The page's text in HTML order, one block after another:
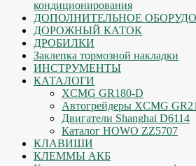
кондиционирования
ДОПОЛНИТЕЛЬНОЕ
ДОРОЖНЫЙ КАТОК
ДРОБИЛКИ
Заклепка тормозной накладки
ИНСТРУМЕНТЫ
КАТАЛОГИ
XCMG GR180-D
Автогрейдеры XCMG
Двигатели Shanghai D6114
Каталог HOWO ZZ5707
КЛАВИШИ
КЛЕММЫ АКБ